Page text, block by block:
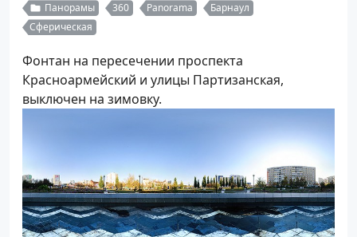
Панорамы
360 Panorama
Барнаул
Сферическая
Фонтан на пересечении проспекта
Красноармейский и улицы Партизанская,
выключен на зимовку.